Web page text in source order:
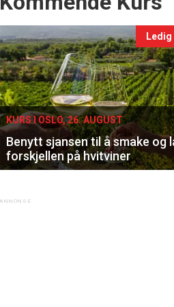
Ledig
KURS I OSLO, 26. AUGUST
Benytt sjansen til å smake og
forskjellen på hvitviner